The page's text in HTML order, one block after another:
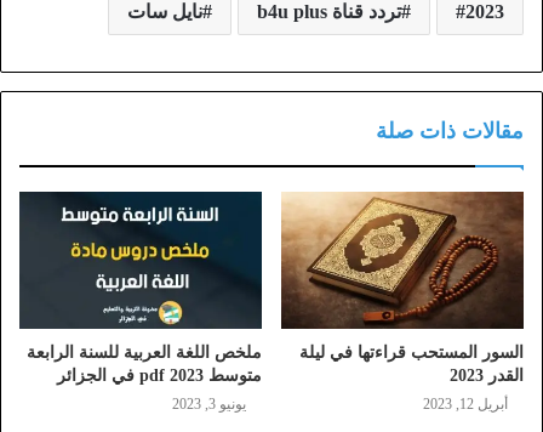
2023 تردد قناة b4u plus نايل سات
مقالات ذات صلة
السور المستحب قراءتها في ليلة
القدر 2023
أبريل 12, 2023
ملخص اللغة العربية للسنة الرابعة
متوسط 2023 pdf في الجزائر
يونيو 3, 2023